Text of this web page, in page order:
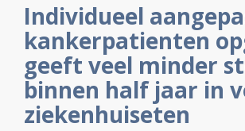
Individueel
kankerpatienten
geeft veel minder
binnen half jaar in
ziekenhuiseten